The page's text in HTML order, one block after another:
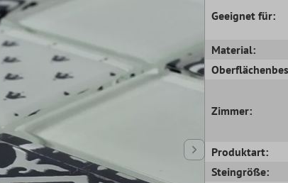
Geeignet für:
Material:
Zimmer:
Produktart:
Steingröße: